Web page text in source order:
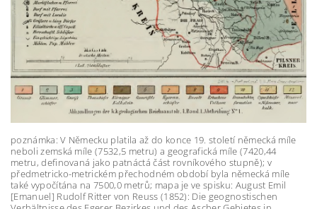
poznámka: V Německu platila až do konce 19. století německá míle
neboli zemská míle (7532,5 metru) a geografická míle (7420,44
metru, definovaná jako patnáctá část rovníkového stupně); v
předmetricko-metrickém přechodném období byla německá míle
také vypočítána na 7500,0 metrů; mapa je ve spisku: August Emil
[Emanuel] Rudolf Ritter von Reuss (1852): Die geognostischen